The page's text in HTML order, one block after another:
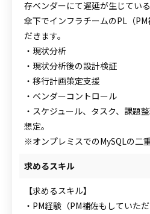
存ベンダーにて遅延が生じてい
傘下でインフラチームのPL（
だきます。
・現状分析
・現状分析後の設計検証
・移行計画策定支援
・ベンダーコントロール
・スケジュール、タスク、課題
想定。
※オンプレミスでのMySQLの二
求めるスキル
【求めるスキル】
・PM経験（PM補佐もしていただ